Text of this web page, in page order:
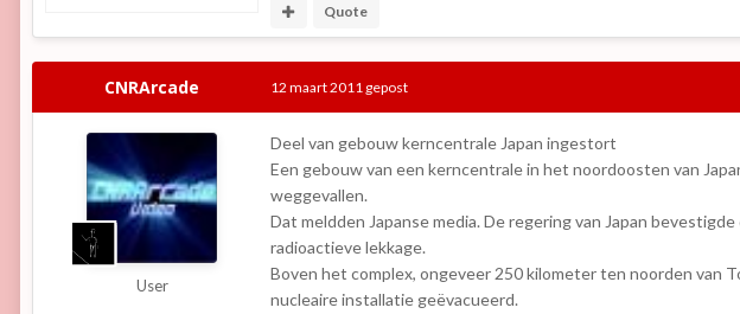
Quote
CNRArcade
User
12 maart 2011 gepost
Deel van gebouw kerncentrale Japan ingestort
Een gebouw van een kerncentrale in het noordoosten van
weggevallen.
Dat meldden Japanse media. De regering van Japan
radioactieve lekkage.
Boven het complex, ongeveer 250 kilometer ten noorden van
nucleaire installatie geëvacueerd.